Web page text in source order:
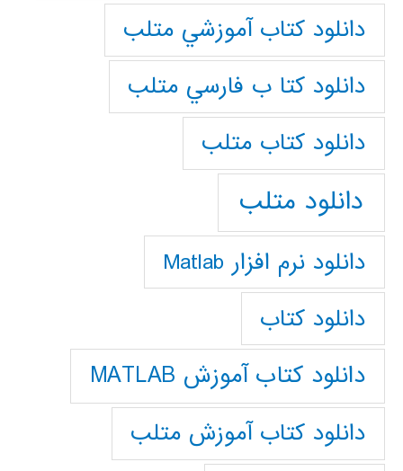
دانلود كتاب آموزشي متلب
دانلود كتا ب فارسي متلب
دانلود كتاب متلب
دانلود متلب
دانلود نرم افزار Matlab
دانلود کتاب
دانلود کتاب آموزش MATLAB
دانلود کتاب آموزش متلب